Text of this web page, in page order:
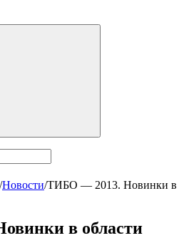
/Новости/ТИБО — 2013. Новинки в
в области